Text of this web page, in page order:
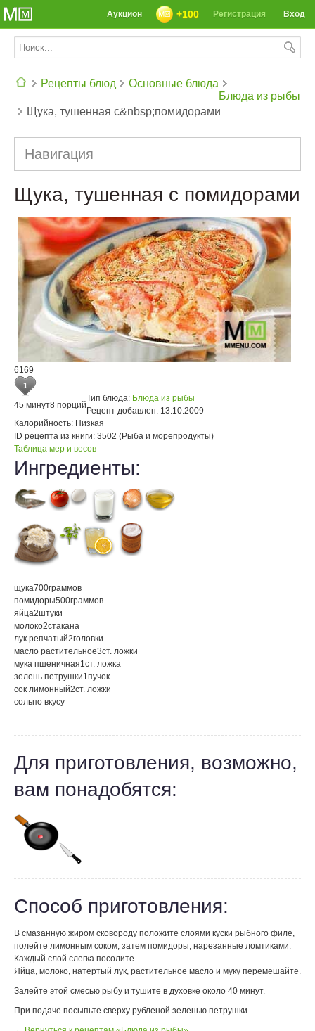
СЕГОДНЯ: 39142 РЕЦЕПТА
Вход
Регистрация
+100
Аукцион
Рецепты блюд
Основные блюда
Блюда из рыбы
Щука, тушенная с&nbsp;помидорами
Навигация
Щука, тушенная с помидорами
6169
1
45 минут8 порций
Тип блюда: Блюда из рыбы
Рецепт добавлен: 13.10.2009
Калорийность: Низкая
ID рецепта из книги: 3502 (Рыба и морепродукты)
Таблица мер и весов
Ингредиенты:
щука700граммов
помидоры500граммов
яйца2штуки
молоко2стакана
лук репчатый2головки
масло растительное3ст. ложки
мука пшеничная1ст. ложка
зелень петрушки1пучок
сок лимонный2ст. ложки
сольпо вкусу
Для приготовления, возможно,
вам понадобятся:
Способ приготовления:
В смазанную жиром сковороду положите слоями куски рыбного филе,
полейте лимонным соком, затем помидоры, нарезанные ломтиками.
Каждый слой слегка посолите.
Яйца, молоко, натертый лук, растительное масло и муку перемешайте.
Залейте этой смесью рыбу и тушите в духовке около 40 минут.
При подаче посыпьте сверху рубленой зеленью петрушки.